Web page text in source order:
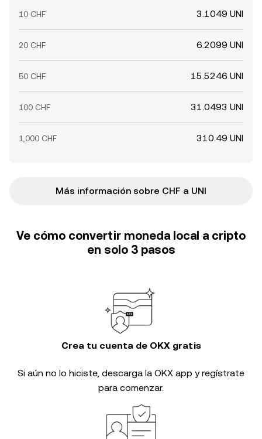
10 CHF 3.1049 UNI
20 CHF 6.2099 UNI
50 CHF 15.5246 UNI
100 CHF 31.0493 UNI
1,000 CHF 310.49 UNI
Más información sobre CHF a UNI
Ve cómo convertir moneda local a cripto
en solo 3 pasos
Crea tu cuenta de OKX gratis
Si aún no lo hiciste, descarga la OKX app y regístrate
para comenzar.